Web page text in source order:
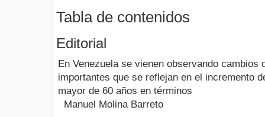
Tabla de contenidos
Editorial
En Venezuela se vienen observando cambios
importantes que se reflejan en el incremento
mayor de 60 años en términos
Manuel Molina Barreto